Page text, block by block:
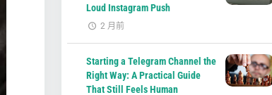
Loud Instagram Push
2 月前
Starting a Telegram Channel the
Right Way: A Practical Guide
That Still Feels Human